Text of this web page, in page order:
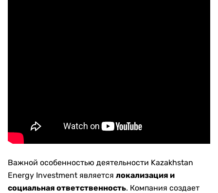
Важной особенностью деятельности Kazakhstan
Energy Investment является локализация и
социальная ответственность. Компания создает